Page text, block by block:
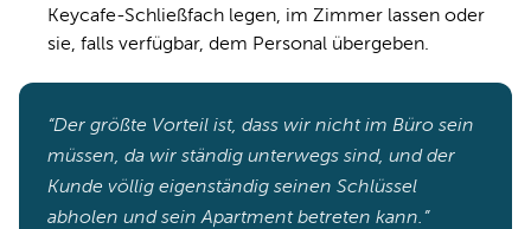
Keycafe-Schließfach legen, im Zimmer lassen oder
sie, falls verfügbar, dem Personal übergeben.
“Der größte Vorteil ist, dass wir nicht im Büro sein
müssen, da wir ständig unterwegs sind, und der
Kunde völlig eigenständig seinen Schlüssel
abholen und sein Apartment betreten kann.”